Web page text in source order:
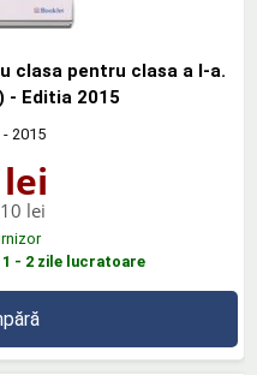
clasa pentru clasa a I-a.
- Editia 2015
- 2015
lei
lei
- 2 zile lucratoare